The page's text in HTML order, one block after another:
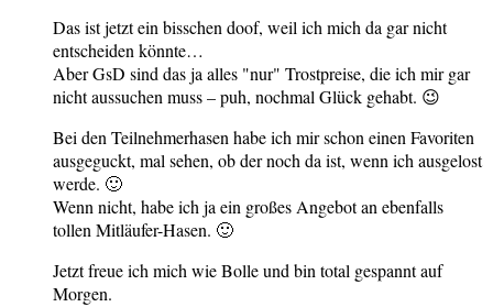
Das ist jetzt ein bisschen doof, weil ich mich da gar nicht
entscheiden könnte…
Aber GsD sind das ja alles "nur" Trostpreise, die ich mir gar
nicht aussuchen muss – puh, nochmal Glück gehabt. 😉
Bei den Teilnehmerhasen habe ich mir schon einen Favoriten
ausgeguckt, mal sehen, ob der noch da ist, wenn ich ausgelost
werde. 🙂
Wenn nicht, habe ich ja ein großes Angebot an ebenfalls
tollen Mitläufer-Hasen. 🙂
Jetzt freue ich mich wie Bolle und bin total gespannt auf
Morgen.